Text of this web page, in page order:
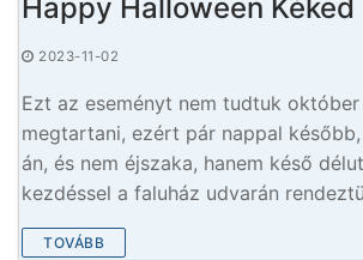
Happy Halloween Kéked
2023-11-02
Ezt az eseményt nem tudtuk október
megtartani, ezért pár nappal
án, és nem éjszaka, hanem késő
kezdéssel a faluház udvarán
TOVÁBB